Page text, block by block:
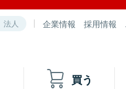
法人 企業情報 採用情報
買う